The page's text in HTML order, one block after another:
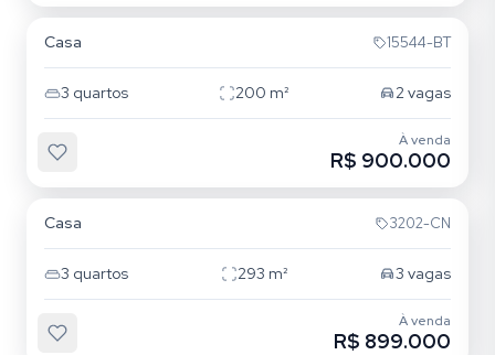
Casa 15544-BT
3 quartos 200 m² 2vagas
À venda
R$ 900.000
Casa 3202-CN
3 quartos 293 m² 3 vagas
À venda
R$ 899.000